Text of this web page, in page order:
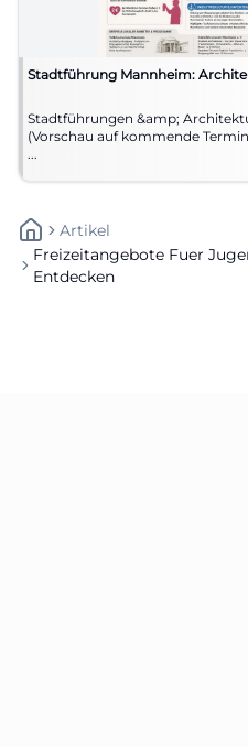
Stadtführung Mannheim:
Stadtführungen &amp;
(Vorschau auf kommende Termine) In den kommenden
...
Artikel
Freizeitangebote Fuer
Entdecken